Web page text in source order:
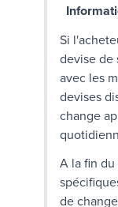
Si
devise de
avec les
devises
change
A la fin
de